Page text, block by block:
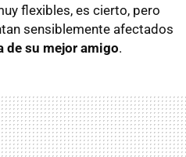
flexibles, es cierto, pero
sensiblemente afectados
de su mejor amigo.